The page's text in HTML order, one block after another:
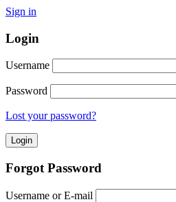
Sign in
Login
Username
Password
Lost your password?
Forgot Password
Username or E-mail